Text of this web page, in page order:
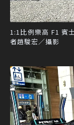
1:1比例樂高 F1 賓
者趙駿宏／攝影